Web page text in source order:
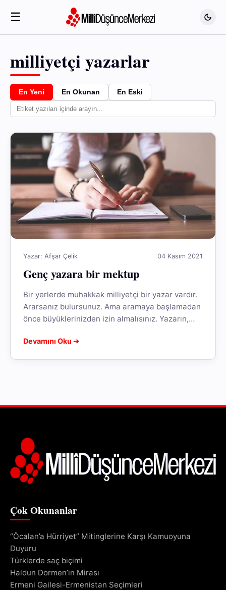
☰
milliyetçi yazarlar
En Yeni En Okunan En Eski
Yazar: Afşar Çelik 04 Kasım 2021
Genç yazara bir mektup
Bir yerlerde muhakkak milliyetçi bir yazar vardır.
Ararsanız bulursunuz. Ama aramaya başlamadan
önce büyüklerinizden izin almalısınız. Yazarın,
ağzıyla kuş tutması...
Devamını Oku ➔
Çok Okunanlar
“Öcalan’a Hürriyet” Mitinglerine Karşı Kamuoyuna
Duyuru
Türklerde saç biçimi
Haldun Dormen’in Mirası
Ermeni Gailesi-Ermenistan Seçimleri